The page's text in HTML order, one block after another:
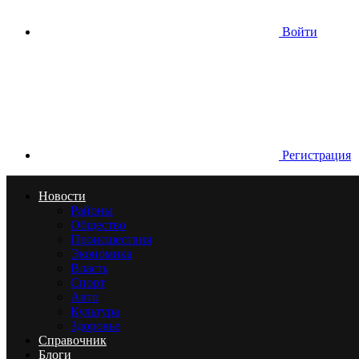
Войти
Регистрация
Новости
Районы
Общество
Происшествия
Экономика
Власть
Спорт
Авто
Культура
Здоровье
Справочник
Блоги